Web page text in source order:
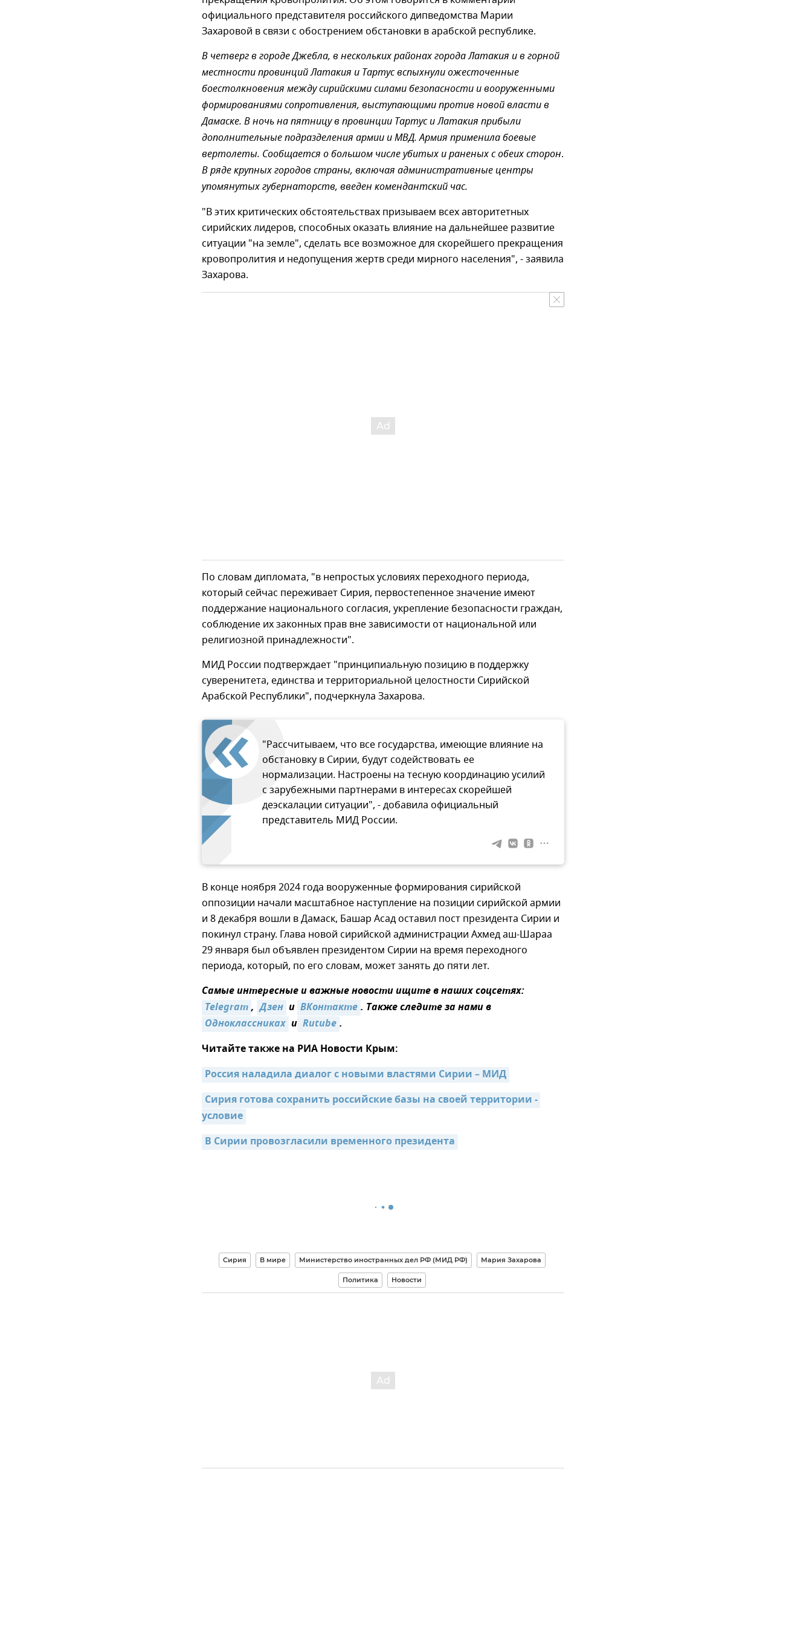
официального представителя российского дипведомства Марии
Захаровой в связи с обострением обстановки в арабской республике.
В четверг в городе Джебла, в нескольких районах города Латакия и в горной
местности провинций Латакия и Тартус вспыхнули ожесточенные
боестолкновения между сирийскими силами безопасности и вооруженными
формированиями сопротивления, выступающими против новой власти в
Дамаске. В ночь на пятницу в провинции Тартус и Латакия прибыли
дополнительные подразделения армии и МВД. Армия применила боевые
вертолеты. Сообщается о большом числе убитых и раненых с обеих сторон.
В ряде крупных городов страны, включая административные центры
упомянутых губернаторств, введен комендантский час.
"В этих критических обстоятельствах призываем всех авторитетных
сирийских лидеров, способных оказать влияние на дальнейшее развитие
ситуации "на земле", сделать все возможное для скорейшего прекращения
кровопролития и недопущения жертв среди мирного населения", - заявила
Захарова.
По словам дипломата, "в непростых условиях переходного периода,
который сейчас переживает Сирия, первостепенное значение имеют
поддержание национального согласия, укрепление безопасности граждан,
соблюдение их законных прав вне зависимости от национальной или
религиозной принадлежности".
МИД России подтверждает "принципиальную позицию в поддержку
суверенитета, единства и территориальной целостности Сирийской
Арабской Республики", подчеркнула Захарова.
"Рассчитываем, что все государства, имеющие влияние на
обстановку в Сирии, будут содействовать ее
нормализации. Настроены на тесную координацию усилий
с зарубежными партнерами в интересах скорейшей
деэскалации ситуации", - добавила официальный
представитель МИД России.
В конце ноября 2024 года вооруженные формирования сирийской
оппозиции начали масштабное наступление на позиции сирийской армии
и 8 декабря вошли в Дамаск, Башар Асад оставил пост президента Сирии и
покинул страну. Глава новой сирийской администрации Ахмед аш-Шараа
29 января был объявлен президентом Сирии на время переходного
периода, который, по его словам, может занять до пяти лет.
Самые интересные и важные новости ищите в наших соцсетях:
Telegram, Дзен и ВКонтакте. Также следите за нами в
Одноклассниках и Rutube.
Читайте также на РИА Новости Крым:
Россия наладила диалог с новыми властями Сирии – МИД
Сирия готова сохранить российские базы на своей территории -
условие
В Сирии провозгласили временного президента
Сирия В мире Министерство иностранных дел РФ (МИД РФ) Мария Захарова
Политика Новости